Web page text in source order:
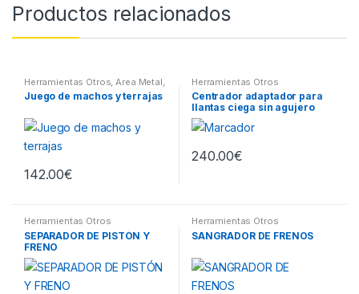
Productos relacionados
Herramientas Otros Area Metal,
Roscas, Herramientas ,
Maletines Herramientas,
otros
Juego de machos y terrajas
142.00€
Herramientas Otros
Centrador adaptador para
llantas ciega sin agujero
central
240.00€
Herramientas Otros
SEPARADOR DE PISTÓN Y
FRENO
Herramientas Otros
SANGRADOR DE FRENOS